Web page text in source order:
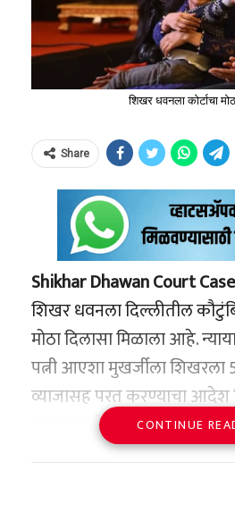
शिखर धवनला कोर्टाचा
Share
Shikhar Dhawan Court
शिखर धवनला दिल्लीतील
मोठा दिलासा मिळाला आहे.
पत्नी आएशा मुखर्जीला
व्याजासह परत करण्याचा
न्यायालयाने स्पष्ट नमूद केले की
जबरदस्ती, फसवणूक आणि
CONTINUE